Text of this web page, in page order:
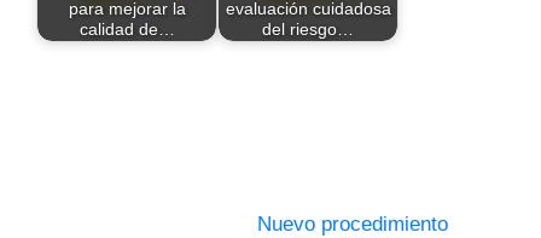
para mejorar la
calidad de…
evaluación cuidadosa
del riesgo…
Nuevo procedimiento